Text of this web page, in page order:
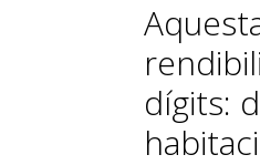
dígits: